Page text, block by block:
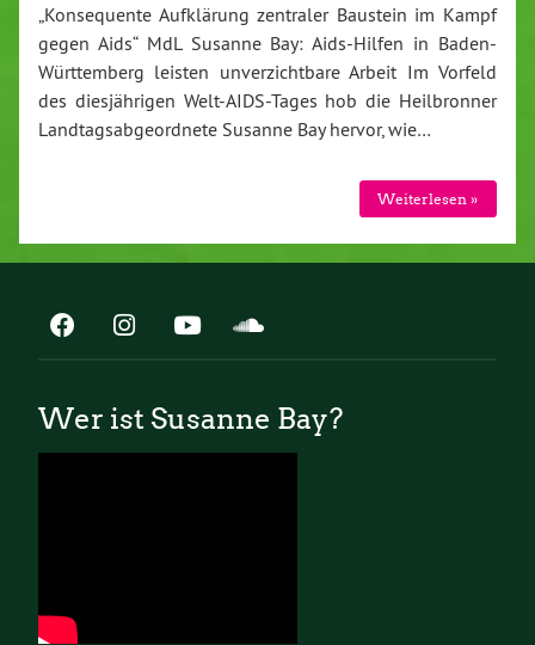
„Konsequente Aufklärung zentraler Baustein im Kampf
gegen Aids“ MdL Susanne Bay: Aids-Hilfen in Baden-
Württemberg leisten unverzichtbare Arbeit Im Vorfeld
des diesjährigen Welt-AIDS-Tages hob die Heilbronner
Landtagsabgeordnete Susanne Bay hervor, wie…
Weiterlesen »
Wer ist Susanne Bay?